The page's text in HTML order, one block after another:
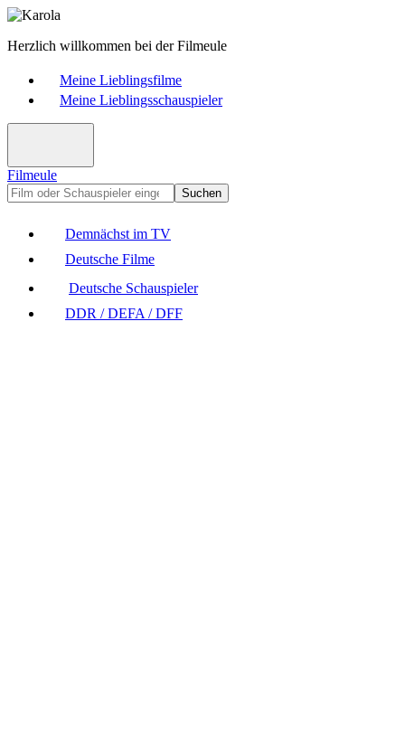
Herzlich willkommen bei der Filmeule
Meine Lieblingsfilme
Meine Lieblingsschauspieler
Filmeule
Suchen
Demnächst im TV
Deutsche Filme
Deutsche Schauspieler
DDR / DEFA / DFF